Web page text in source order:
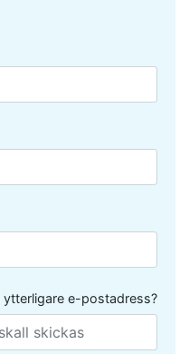
e-postadress?